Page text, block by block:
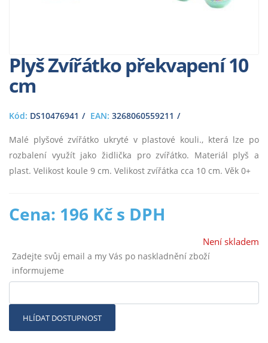
Plyš Zvířátko překvapení 10
cm
Kód: DS10476941 EAN: 3268060559211
Malé plyšové zvířátko ukryté v plastové kouli., která lze po
rozbalení využít jako židlička pro zvířátko. Materiál plyš a
plast. Velikost koule 9 cm. Velikost zvířátka cca 10 cm. Věk 0+
Cena: 196 Kč s DPH
Není skladem
Zadejte svůj email a my Vás po naskladnění zboží
informujeme
HLÍDAT DOSTUPNOST